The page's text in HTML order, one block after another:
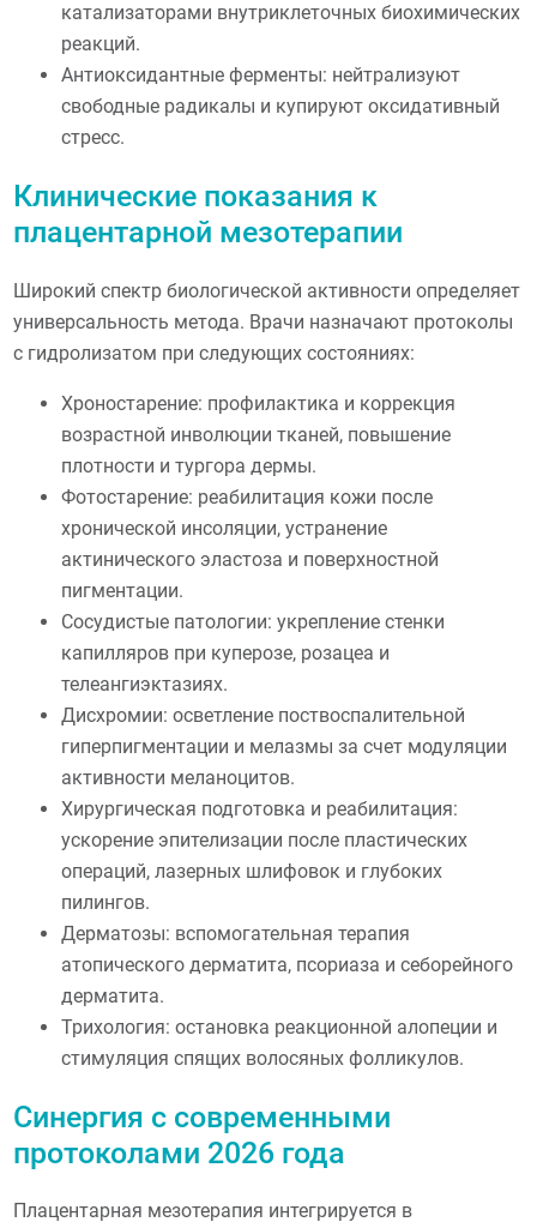
катализаторами внутриклеточных биохимических
реакций.
Антиоксидантные ферменты: нейтрализуют
свободные радикалы и купируют оксидативный
стресс.
Клинические показания к
плацентарной мезотерапии
Широкий спектр биологической активности определяет
универсальность метода. Врачи назначают протоколы
с гидролизатом при следующих состояниях:
Хроностарение: профилактика и коррекция
возрастной инволюции тканей, повышение
плотности и тургора дермы.
Фотостарение: реабилитация кожи после
хронической инсоляции, устранение
актинического эластоза и поверхностной
пигментации.
Сосудистые патологии: укрепление стенки
капилляров при куперозе, розацеа и
телеангиэктазиях.
Дисхромии: осветление поствоспалительной
гиперпигментации и мелазмы за счет модуляции
активности меланоцитов.
Хирургическая подготовка и реабилитация:
ускорение эпителизации после пластических
операций, лазерных шлифовок и глубоких
пилингов.
Дерматозы: вспомогательная терапия
атопического дерматита, псориаза и себорейного
дерматита.
Трихология: остановка реакционной алопеции и
стимуляция спящих волосяных фолликулов.
Синергия с современными
протоколами 2026 года
Плацентарная мезотерапия интегрируется в